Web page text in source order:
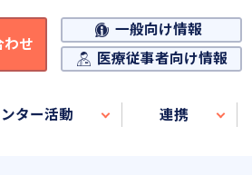
ター活動 連携
わせ
一般向け情報
医療従事者向け情報